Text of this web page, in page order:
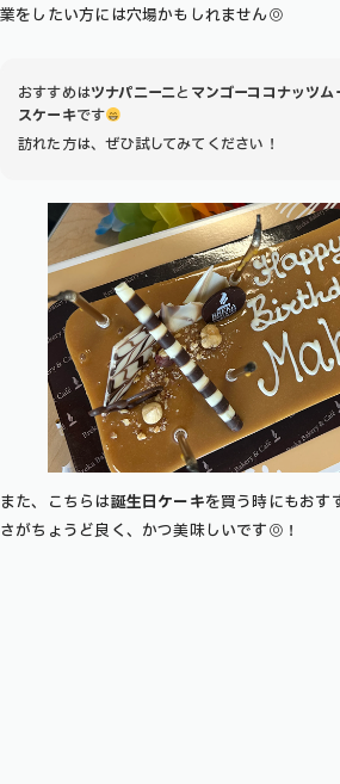
業をしたい方には穴場かもしれません◎
おすすめはツナパニーニと マンゴーココナッツム
スケーキです
訪れた方は、ぜひ試してみてください！
また、こちらは誕生日ケーキを買う時にもおす
さがちょうど良く、かつ美味しいです◎！